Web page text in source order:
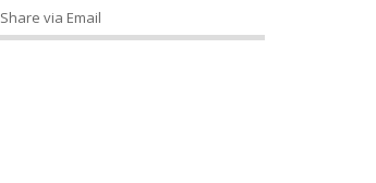
Share via Email